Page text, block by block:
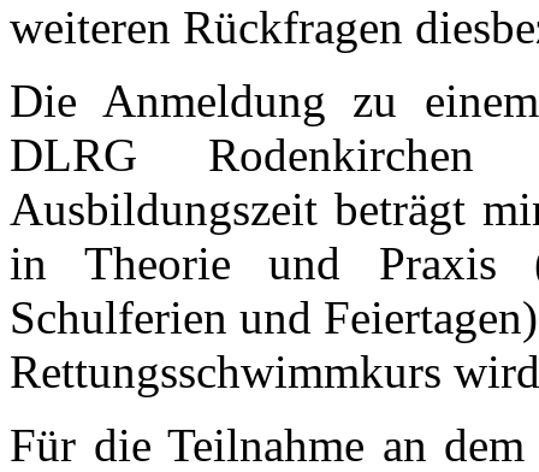
weiteren Rückfragen
Die Anmeldung zu
DLRG
Ausbildungszeit beträgt
in Theorie und Praxis
Schulferien und
Rettungsschwimmkurs
Für die Teilnahme an